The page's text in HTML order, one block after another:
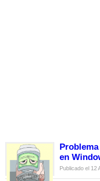
en
Publicado el 12